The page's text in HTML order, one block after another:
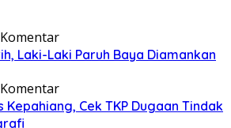
Laki-Laki Paruh Baya Diamankan
Kepahiang, Cek TKP Dugaan Tindak